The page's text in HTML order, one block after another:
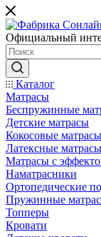
Официальный
Каталог
Матрасы
Беспружинные
Детские матрасы
Кокосовые матрасы
Латексные матрасы
Матрасы с
Наматрасники
Ортопедические
Пружинные
Топперы
Кровати